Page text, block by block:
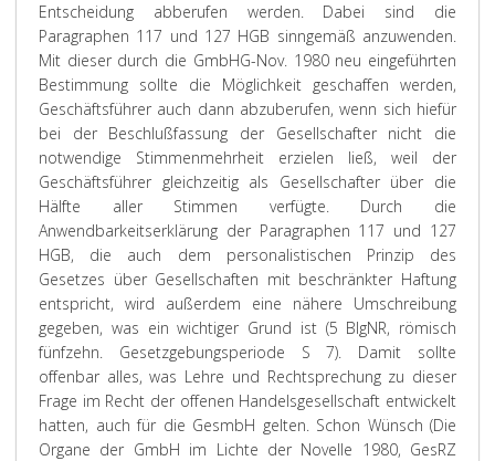
Entscheidung abberufen werden. Dabei sind die
Paragraphen 117 und 127 HGB sinngemäß anzuwenden.
Mit dieser durch die GmbHG-Nov. 1980 neu eingeführten
Bestimmung sollte die Möglichkeit geschaffen werden,
Geschäftsführer auch dann abzuberufen, wenn sich hiefür
bei der Beschlußfassung der Gesellschafter nicht die
notwendige Stimmenmehrheit erzielen ließ, weil der
Geschäftsführer gleichzeitig als Gesellschafter über die
Hälfte aller Stimmen verfügte. Durch die
Anwendbarkeitserklärung der Paragraphen 117 und 127
HGB, die auch dem personalistischen Prinzip des
Gesetzes über Gesellschaften mit beschränkter Haftung
entspricht, wird außerdem eine nähere Umschreibung
gegeben, was ein wichtiger Grund ist (5 BlgNR, römisch
fünfzehn. Gesetzgebungsperiode S 7). Damit sollte
offenbar alles, was Lehre und Rechtsprechung zu dieser
Frage im Recht der offenen Handelsgesellschaft entwickelt
hatten, auch für die GesmbH gelten. Schon Wünsch (Die
Organe der GmbH im Lichte der Novelle 1980, GesRZ